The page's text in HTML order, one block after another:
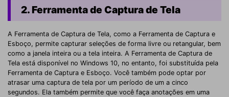
2. Ferramenta de Captura de Tela
A Ferramenta de Captura de Tela, como a Ferramenta de Captura e
Esboço, permite capturar seleções de forma livre ou retangular, bem
como a janela inteira ou a tela inteira. A Ferramenta de Captura de
Tela está disponível no Windows 10, no entanto, foi substituída pela
Ferramenta de Captura e Esboço. Você também pode optar por
atrasar uma captura de tela por um período de um a cinco
segundos. Ela também permite que você faça anotações em uma